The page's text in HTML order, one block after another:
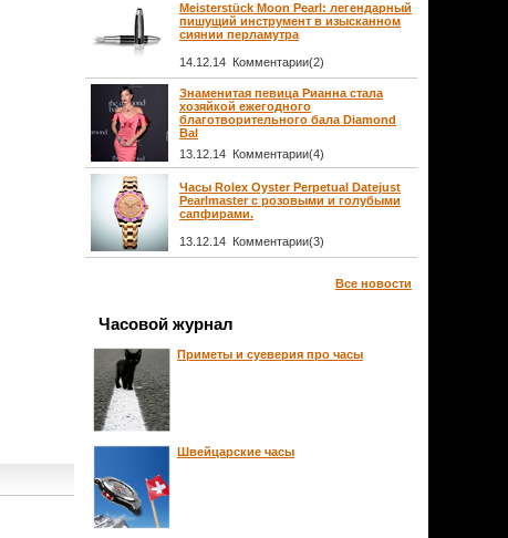
Meisterstück Moon Pearl: легендарный
пишущий инструмент в изысканном
сиянии перламутра
14.12.14 Комментарии(2)
Знаменитая певица Рианна стала
хозяйкой ежегодного
благотворительного бала Diamond
Bal
13.12.14 Комментарии(4)
Часы Rolex Oyster Perpetual Datejust
Pearlmaster с розовыми и голубыми
сапфирами.
13.12.14 Комментарии(3)
Все новости
Часовой журнал
Приметы и суеверия про часы
Швейцарские часы